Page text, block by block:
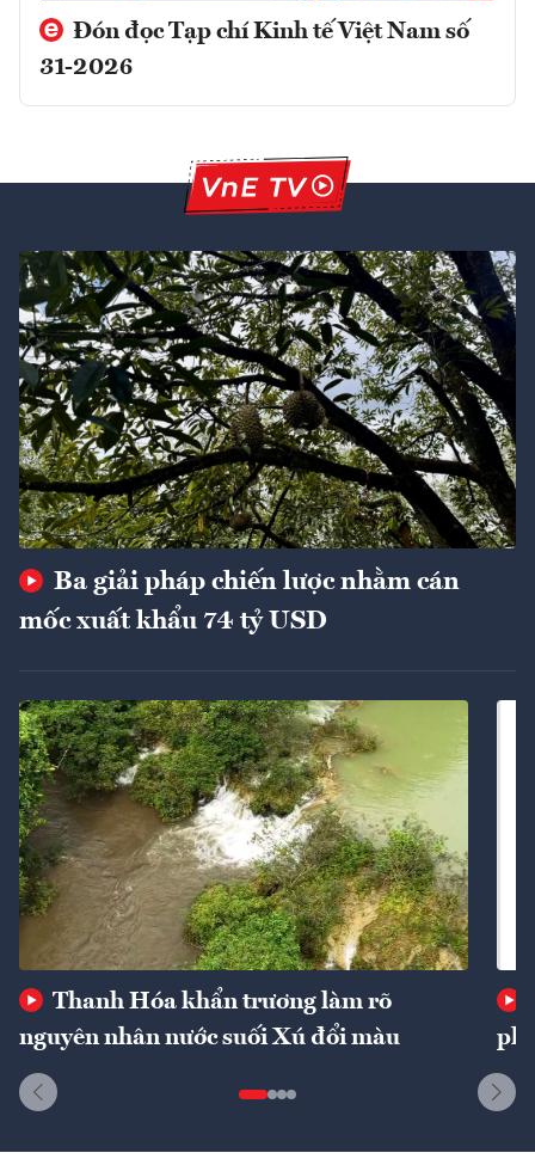
Đón đọc Tạp chí Kinh tế Việt Nam số
31-2026
Ba giải pháp chiến lược nhằm cán
mốc xuất khẩu 74 tỷ USD
Thanh Hóa khẩn trương làm rõ
nguyên nhân nước suối Xú đổi màu
phí